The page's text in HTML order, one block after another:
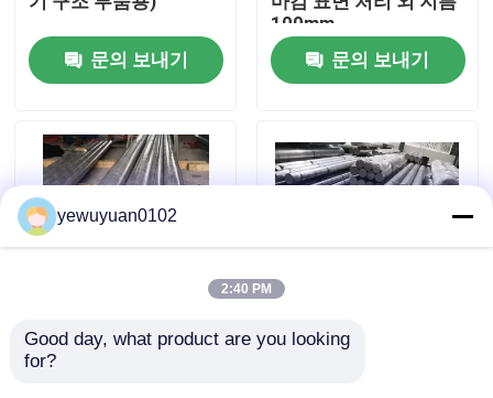
우리에 대하여
품질 관리
연락주세요
문의 보내기
100mm
문의 보내기
산업 2024 알루미늄 합
금 원형 바 밀 마감 표면
6061 T6 고체 알루미
yewuyuan0102
2:40 PM
Good day, what product are you looking
for?